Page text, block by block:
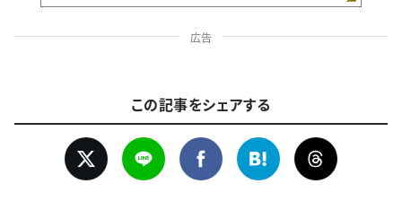
広告
この記事をシェアする